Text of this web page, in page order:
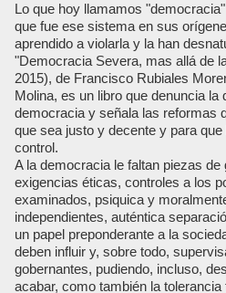
Lo que hoy llamamos
que fue ese sistema en sus
aprendido a violarla y la han
"Democracia Severa, mas allá de
2015), de Francisco Rubiales
Molina, es un libro que denuncia la
democracia y señala las reformas
que sea justo y decente y para
control.
A la democracia le faltan piezas de
exigencias éticas, controles a los
examinados, psiquica y
independientes, auténtica
un papel preponderante a la
deben influir y, sobre todo,
gobernantes, pudiendo, incluso,
acabar, como también la